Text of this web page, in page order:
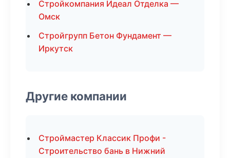
Стройкомпания Идеал Отделка —
Омск
Стройгрупп Бетон Фундамент —
Иркутск
Другие компании
Строймастер Классик Профи -
Строительство бань в Нижний